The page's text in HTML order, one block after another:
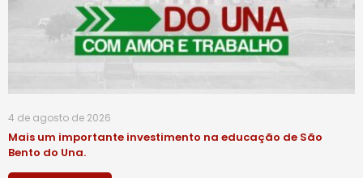
4 de agosto de 2026
Mais um importante investimento na educação de São
Bento do Una.